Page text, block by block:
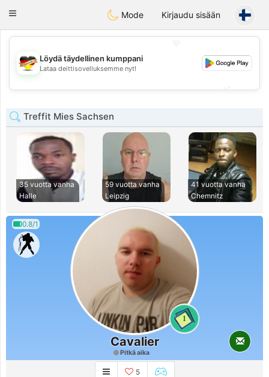
Deutsch Dating
Toggle
Mode Kirjaudu sisään
💖
💕
Löydä täydellinen kumppani
Lataa deittisovelluksemme nyt!
Treffit Mies Sachsen
35 vuotta vanha
Halle
59 vuotta vanha
Leipzig
41 vuotta vanha
Chemnitz
0.8/1
1
Cavalier
Pitkä aika
5